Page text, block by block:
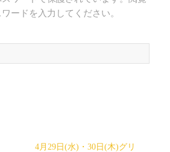
ードを入力してください。
4月29日(水)・30日(木)グリ